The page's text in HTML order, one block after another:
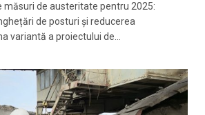
măsuri de austeritate pentru 2025:
de posturi și reducerea
variantă a proiectului de…